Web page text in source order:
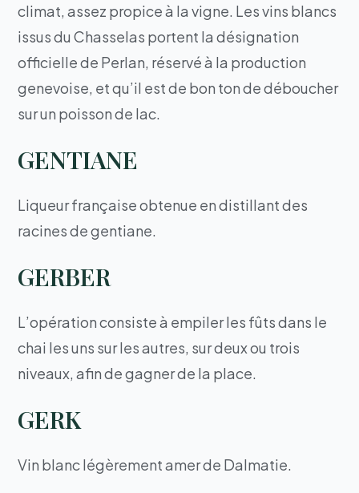
climat, assez propice à la vigne. Les vins blancs
issus du Chasselas portent la désignation
officielle de Perlan, réservé à la production
genevoise, et qu’il est de bon ton de déboucher
sur un poisson de lac.
GENTIANE
Liqueur française obtenue en distillant des
racines de gentiane.
GERBER
L’opération consiste à empiler les fûts dans le
chai les uns sur les autres, sur deux ou trois
niveaux, afin de gagner de la place.
GERK
Vin blanc légèrement amer de Dalmatie.